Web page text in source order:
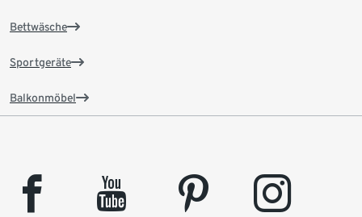
Bettwäsche
Sportgeräte
Balkonmöbel
facebook youtube pinterest instagram